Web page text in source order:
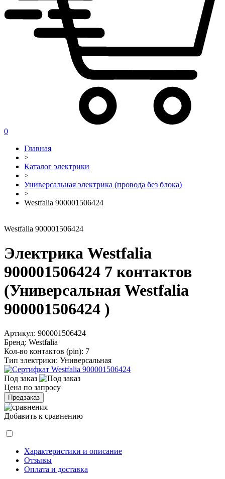
0
Главная
>
Каталог электрики
>
Универсальная электрика (провода без блока)
>
Westfalia 900001506424
Westfalia 900001506424
Электрика Westfalia
900001506424 7 контактов
(Универсальная Westfalia
900001506424 )
Артикул: 900001506424
Бренд: Westfalia
Кол-во контактов (pin): 7
Тип электрики: Универсальная
Под заказ
Цена по запросу
Предзаказ
Добавить к сравнению
Характеристики и описание
Отзывы
Оплата и доставка